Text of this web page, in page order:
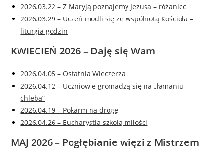
2026.03.22 – Z Maryją poznajemy Jezusa – różaniec
2026.03.29 – Uczeń modli się ze wspólnotą Kościoła –
liturgia godzin
KWIECIEŃ 2026 – Daję się Wam
2026.04.05 – Ostatnia Wieczerza
2026.04.12 – Uczniowie gromadzą się na „łamaniu
chleba”
2026.04.19 – Pokarm na drogę
2026.04.26 – Eucharystia szkołą miłości
MAJ 2026 – Pogłębianie więzi z Mistrzem